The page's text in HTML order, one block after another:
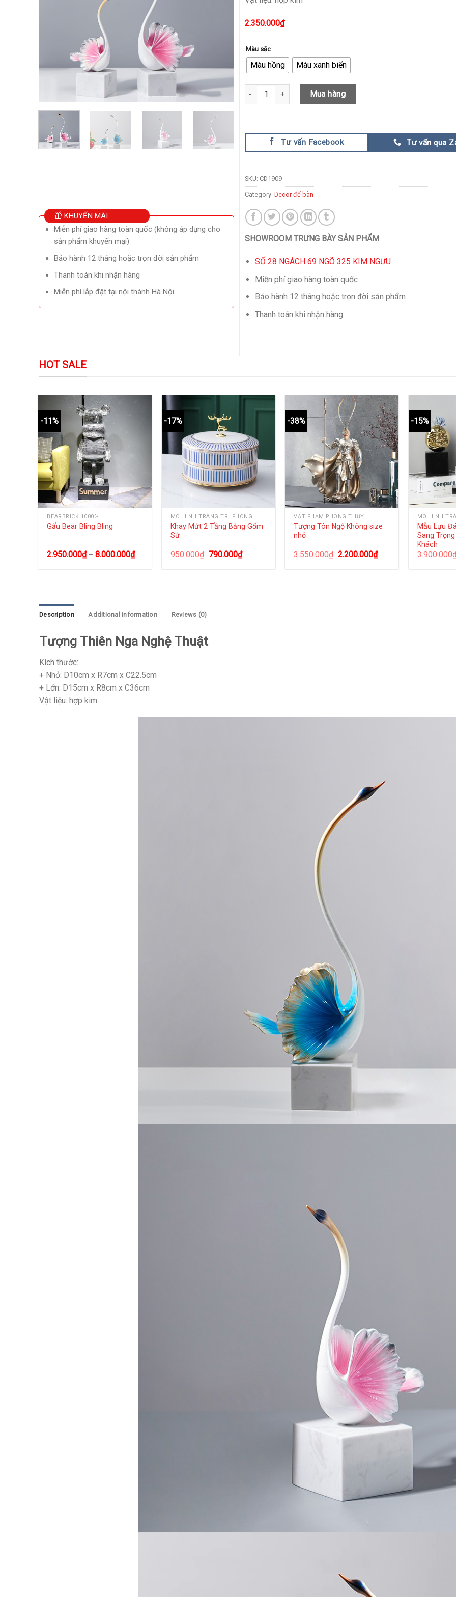
KHUYẾN MÃI
Miễn phí giao hàng toàn quốc (không áp dụng cho
sản phẩm khuyến mại)
Bảo hành 12 tháng hoặc trọn đời sản phẩm
Thanh toán khi nhận hàng
Miễn phí lắp đặt tại nội thành Hà Nội
2.350.000₫
Màu sắc
Màu hồng Màu xanh biển
Tượng Thiên Nga Nghệ Thuật quantity
Mua hàng
Tư vấn Facebook Tư vấn qua
SKU: CD1909
Category: Decor để bàn
SHOWROOM TRƯNG BÀY SẢN PHẨM
SỐ 28 NGÁCH 69 NGÕ 325 KIM NGƯU
Miễn phí giao hàng toàn quốc
Bảo hành 12 tháng hoặc trọn đời sản phẩm
Thanh toán khi nhận hàng
HOT SALE
-11%
BEARBRICK 1000%
Gấu Bear Bling Bling
2.950.000₫–8.000.000₫
-17%
MÔ HÌNH TRANG TRÍ PHÒNG
Khay Mứt 2 Tầng Bằng Gốm
Sứ
950.000₫ 790.000₫
-38%
VẬT PHẨM PHONG THỦY
Tượng Tôn Ngộ Không size
nhỏ
3.550.000₫ 2.200.000₫
-15%
MÔ HÌNH
Mẫu Lựu
Sang
Khách
3.900.000
Description Additional information Reviews (0)
Tượng Thiên Nga Nghệ Thuật
Kích thước:
+ Nhỏ: D10cm x R7cm x C22.5cm
+ Lớn: D15cm x R8cm x C36cm
Vật liệu: hợp kim